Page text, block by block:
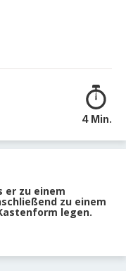
4 Min.
er zu einem
zu einem
legen.